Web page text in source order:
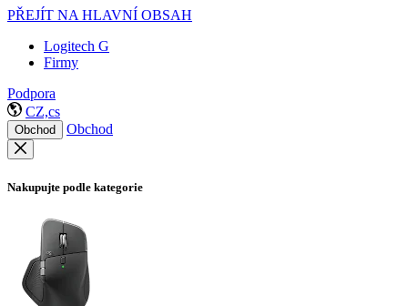
PŘEJÍT NA HLAVNÍ OBSAH
Logitech G
Firmy
Podpora
CZ,cs
Obchod Obchod
Nakupujte podle kategorie